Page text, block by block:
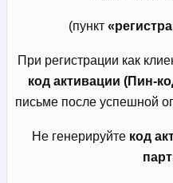
(пункт
При регистрации как
код активации (Пин-
письме после успешной
Не генерируйте код